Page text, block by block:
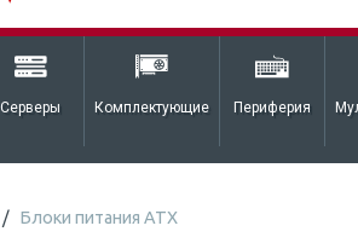
Серверы Комплектующие Периферия
Блоки питания ATX